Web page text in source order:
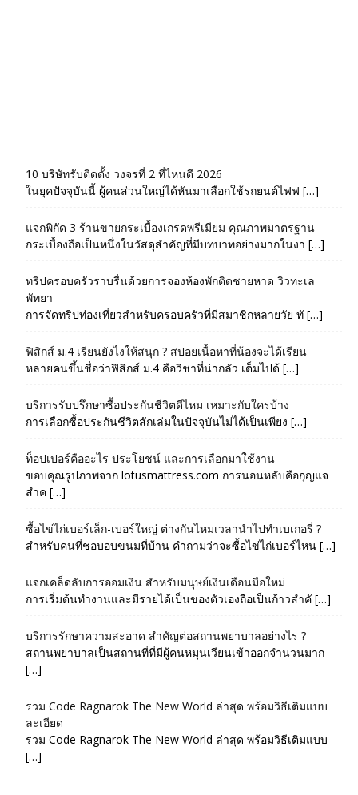
10 บริษัทรับติดตั้ง วงจรที่ 2 ที่ไหนดี 2026
ในยุคปัจจุบันนี้ ผู้คนส่วนใหญ่ได้หันมาเลือกใช้รถยนต์ไฟฟ […]
แจกพิกัด 3 ร้านขายกระเบื้องเกรดพรีเมียม คุณภาพมาตรฐาน
กระเบื้องถือเป็นหนึ่งในวัสดุสำคัญที่มีบทบาทอย่างมากในงา […]
ทริปครอบครัวราบรื่นด้วยการจองห้องพักติดชายหาด วิวทะเล
พัทยา
การจัดทริปท่องเที่ยวสำหรับครอบครัวที่มีสมาชิกหลายวัย ทั […]
ฟิสิกส์ ม.4 เรียนยังไงให้สนุก ? สปอยเนื้อหาที่น้องจะได้เรียน
หลายคนขึ้นชื่อว่าฟิสิกส์ ม.4 คือวิชาที่น่ากลัว เต็มไปด้ […]
บริการรับปรึกษาซื้อประกันชีวิตดีไหม เหมาะกับใครบ้าง
การเลือกซื้อประกันชีวิตสักเล่มในปัจจุบันไม่ได้เป็นเพียง […]
ท็อปเปอร์คืออะไร ประโยชน์ และการเลือกมาใช้งาน
ขอบคุณรูปภาพจาก lotusmattress.com การนอนหลับคือกุญแจ
สำค […]
ซื้อไข่ไก่เบอร์เล็ก-เบอร์ใหญ่ ต่างกันไหมเวลานำไปทำเบเกอรี่ ?
สำหรับคนที่ชอบอบขนมที่บ้าน คำถามว่าจะซื้อไข่ไก่เบอร์ไหน […]
แจกเคล็ดลับการออมเงิน สำหรับมนุษย์เงินเดือนมือใหม่
การเริ่มต้นทำงานและมีรายได้เป็นของตัวเองถือเป็นก้าวสำคั […]
บริการรักษาความสะอาด สำคัญต่อสถานพยาบาลอย่างไร ?
สถานพยาบาลเป็นสถานที่ที่มีผู้คนหมุนเวียนเข้าออกจำนวนมาก
[…]
รวม Code Ragnarok The New World ล่าสุด พร้อมวิธีเติมแบบ
ละเอียด
รวม Code Ragnarok The New World ล่าสุด พร้อมวิธีเติมแบบ
[…]